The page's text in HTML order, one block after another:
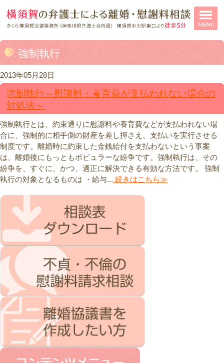
強制執行
2013年05月28日
強制執行～慰謝料・養育費が支払われない場合の
対処法～
強制執行とは、約束通りに慰謝料や養育費などが支払われない場
合に、強制的に相手側の財産を差し押さえ、支払いを実行させる
制度です。離婚時に約束した金銭給付を支払わないという事案
は、離婚後にもっともポピュラーな紛争です。強制執行は、その
紛争を、すぐに、かつ、適正に解決できる有効な方法です。 強制
執行の対象となるものは ・給与... 続きはこちら≫